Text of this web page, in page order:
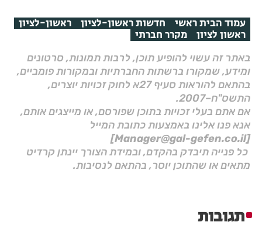
עמוד הבית ראשי חדשות ראשון-לציון ראשון-לציון
ראשון לציון מקרר חברתי
באתר זה עשוי להופיע תוכן, לרבות תמונות, סרטונים
ומידע, שמקורו ברשתות החברתיות ובמקורות פומביים,
בהתאם להוראות סעיף 27א לחוק זכויות יוצרים,
התשס"ח–2007.
אם אתם בעלי זכויות בתוכן שפורסם, או מייצגים אותם,
אנא פנו אלינו באמצעות כתובת המייל
[Manager@gal-gefen.co.il]
כל פנייה תיבדק בהקדם, ובמידת הצורך יינתן קרדיט
מתאים או שהתוכן יוסר, בהתאם לנסיבות.
תגובות